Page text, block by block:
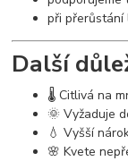
při
Další
🌡️ Citlivá na
🌞 Vyžaduje
💧 Vyšší
🌸 Kvete